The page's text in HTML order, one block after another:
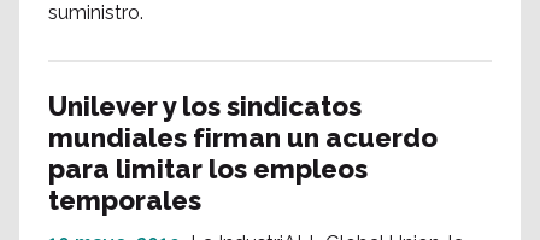
suministro.
Unilever y los sindicatos
mundiales firman un acuerdo
para limitar los empleos
temporales